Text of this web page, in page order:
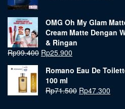
OMG Oh My Glam
Cream Matte Dengan
& Ringan
Rp99.400 Rp25.900
Romano Eau De
100 ml
Rp71.500 Rp47.300